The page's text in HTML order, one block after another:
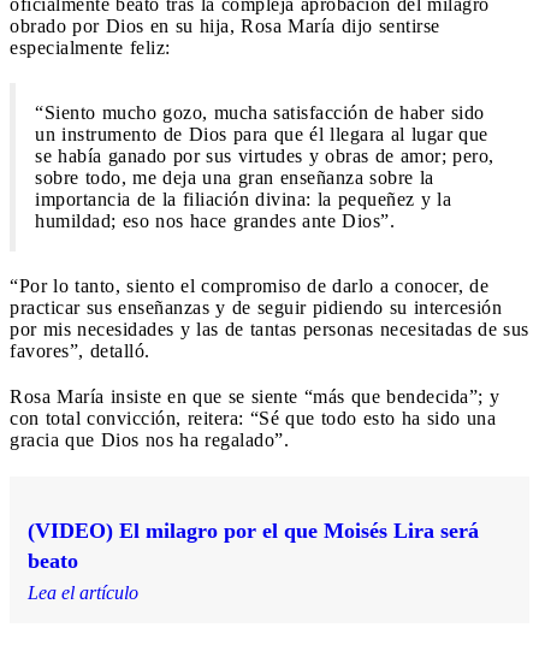
obrado por Dios en su hija, Rosa María dijo sentirse
especialmente feliz:
“Siento mucho gozo, mucha satisfacción de haber sido
un instrumento de Dios para que él llegara al lugar que
se había ganado por sus virtudes y obras de amor; pero,
sobre todo, me deja una gran enseñanza sobre la
importancia de la filiación divina: la pequeñez y la
humildad; eso nos hace grandes ante Dios”.
“Por lo tanto, siento el compromiso de darlo a conocer, de
practicar sus enseñanzas y de seguir pidiendo su intercesión
por mis necesidades y las de tantas personas necesitadas de sus
favores”, detalló.
Rosa María insiste en que se siente “más que bendecida”; y
con total convicción, reitera: “Sé que todo esto ha sido una
gracia que Dios nos ha regalado”.
(VIDEO) El milagro por el que Moisés Lira será
beato
Lea el artículo